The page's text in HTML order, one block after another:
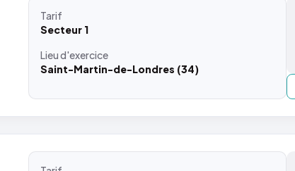
Tarif
Secteur 1
Lieud'exercice
Saint-Martin-de-Londres (34)